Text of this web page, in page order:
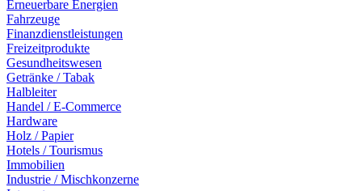
Erneuerbare Energien
Fahrzeuge
Finanzdienstleistungen
Freizeitprodukte
Gesundheitswesen
Getränke / Tabak
Halbleiter
Handel / E-Commerce
Hardware
Holz / Papier
Hotels / Tourismus
Immobilien
Industrie / Mischkonzerne